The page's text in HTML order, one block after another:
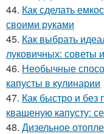
44. Как сделать
своими руками
45. Как выбрать
луковичных: советы
46. Необычные
капусты в кулинарии
47. Как быстро и без
квашеную капусту:
48. Дизельное